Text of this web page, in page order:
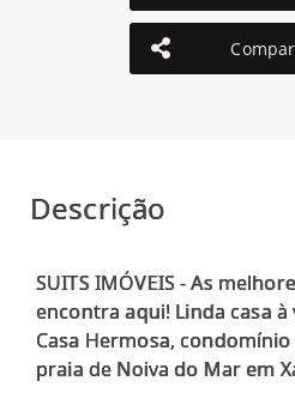
Descrição
SUITS IMÓVEIS - As
encontra aqui! Linda casa
Casa Hermosa,
praia de Noiva do Mar em